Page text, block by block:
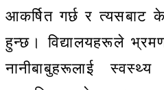
आकर्षित गर्छ र त्यसबाट
हुन्छ। विद्यालयहरूले
नानीबाबुहरूलाई